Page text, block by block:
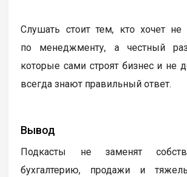
Слушать стоит тем, кто хочет не
по менеджменту, а честный
которые сами строят бизнес и не
всегда знают правильный ответ.
Вывод
Подкасты не заменят
бухгалтерию, продажи и